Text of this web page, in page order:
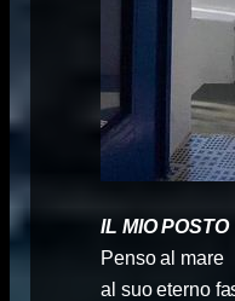
IL MIO POSTO
Penso al mare
al suo eterno